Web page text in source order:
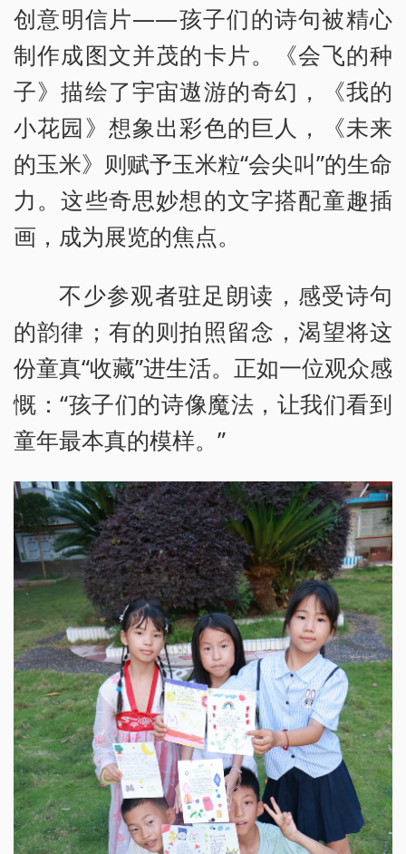
创意明信片——孩子们的诗句被精心
制作成图文并茂的卡片。《会飞的种
子》描绘了宇宙遨游的奇幻，《我的
小花园》想象出彩色的巨人，《未来
的玉米》则赋予玉米粒“会尖叫”的生命
力。这些奇思妙想的文字搭配童趣插
画，成为展览的焦点。
不少参观者驻足朗读，感受诗句
的韵律；有的则拍照留念，渴望将这
份童真“收藏”进生活。正如一位观众感
慨：“孩子们的诗像魔法，让我们看到
童年最本真的模样。”